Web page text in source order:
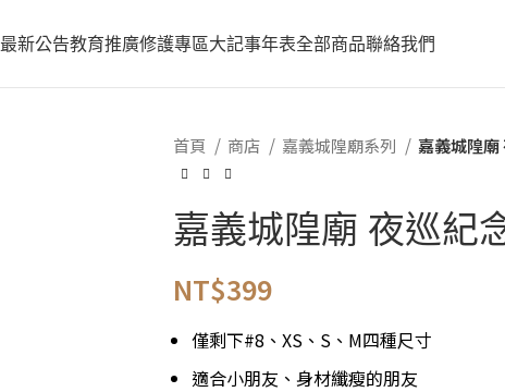
最新公告教育推廣修護專區大記事年表全部商品聯絡我們
首頁 商店 嘉義城隍廟系列 嘉義城隍
嘉義城隍廟 夜巡紀
NT$399
僅剩下#8、XS、S、M四種尺寸
適合小朋友、身材纖瘦的朋友